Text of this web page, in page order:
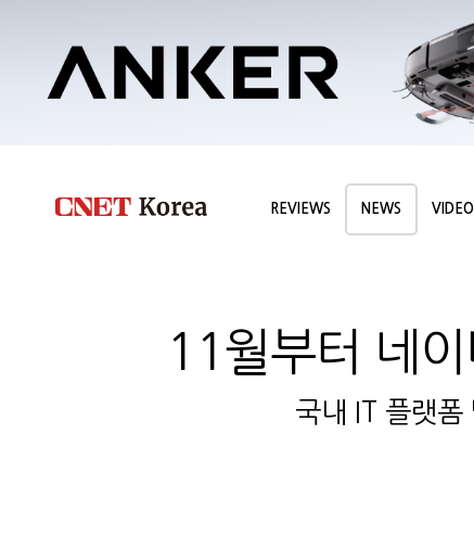
REVIEWS NEWS VIDEO
11월부터 네
국내 IT 플랫폼